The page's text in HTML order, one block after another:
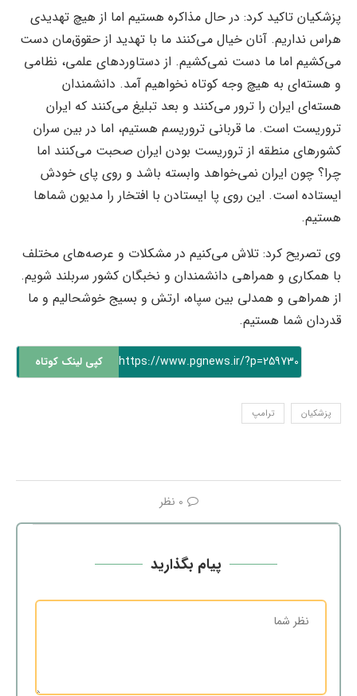
پزشکیان تاکید کرد: در حال مذاکره هستیم اما از هیچ تهدیدی
هراس نداریم. آنان خیال می‌کنند ما با تهدید از حقوق‌مان دست
می‌کشیم اما ما دست نمی‌کشیم. از دستاوردهای علمی، نظامی
و هسته‌ای به هیچ وجه کوتاه نخواهیم آمد. دانشمندان
هسته‌ای ایران را ترور می‌کنند و بعد تبلیغ می‌کنند که ایران
تروریست است. ما قربانی تروریسم هستیم، اما در بین سران
کشورهای منطقه از تروریست بودن ایران صحبت می‌کنند اما
چرا؟ چون ایران نمی‌خواهد وابسته باشد و روی پای خودش
ایستاده است. این روی پا ایستادن با افتخار را مدیون شماها
هستیم.
وی تصریح کرد: تلاش می‌کنیم در مشکلات و عرصه‌های مختلف
با همکاری و همراهی دانشمندان و نخبگان کشور سربلند شویم.
از همراهی و همدلی بین سپاه، ارتش و بسیج خوشحالیم و ما
قدردان شما هستیم.
https://www.pgnews.ir/?p=259730 کپی لینک کوتاه
پزشکیان ترامپ
0 نظر
پیام بگذارید